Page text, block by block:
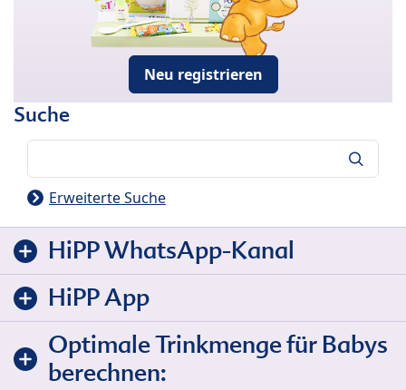
Neu registrieren
Suche
Erweiterte Suche
HiPP WhatsApp-Kanal
HiPP App
Optimale Trinkmenge für Babys
berechnen: